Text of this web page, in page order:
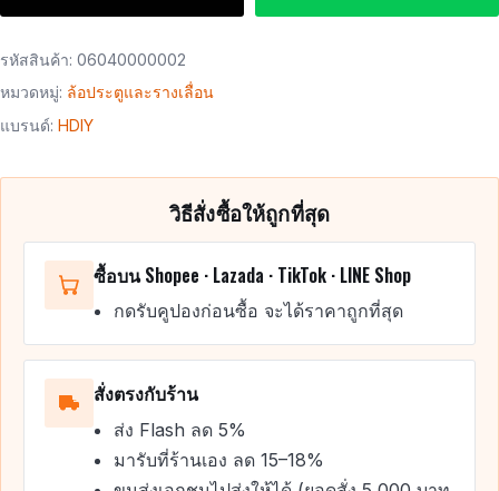
รหัสสินค้า: 06040000002
หมวดหมู่: ล้อประตูและรางเลื่อน
แบรนด์: HDIY
วิธีสั่งซื้อให้ถูกที่สุด
ซื้อบน Shopee · Lazada · TikTok · LINE Shop
กดรับคูปองก่อนซื้อ จะได้ราคาถูกที่สุด
สั่งตรงกับร้าน
ส่ง Flash ลด 5%
มารับที่ร้านเอง ลด 15–18%